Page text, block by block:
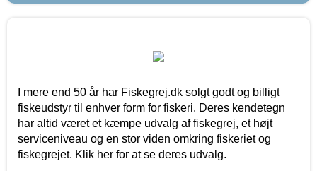
I mere end 50 år har Fiskegrej.dk solgt godt og billigt
fiskeudstyr til enhver form for fiskeri. Deres kendetegn
har altid været et kæmpe udvalg af fiskegrej, et højt
serviceniveau og en stor viden omkring fiskeriet og
fiskegrejet. Klik her for at se deres udvalg.